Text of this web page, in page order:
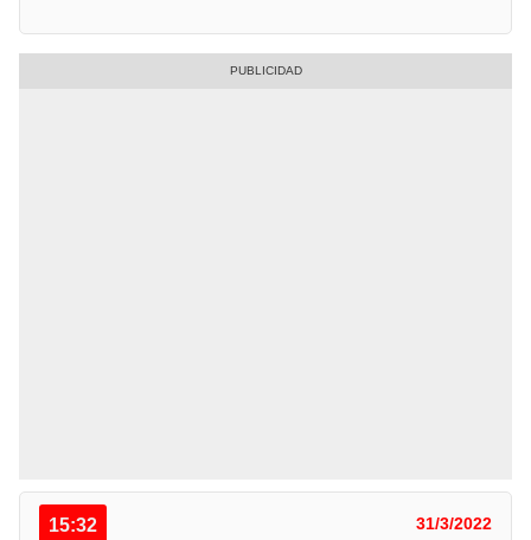
15:32 31/3/2022